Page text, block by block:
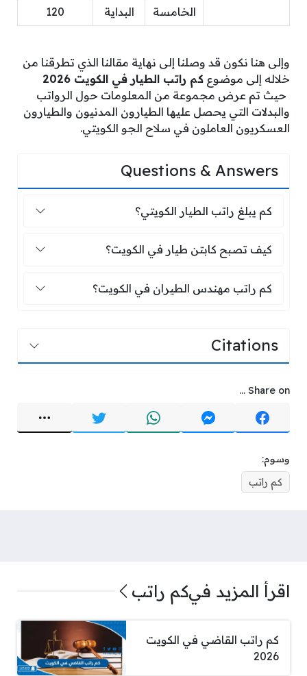
الخامسة البداية 120
وإلى هنا نكون قد وصلنا إلى نهاية مقالنا الذي تطرقنا من
خلاله إلى موضوع
كم راتب الطيار في الكويت 2026
حيث تم عرض مجموعة من المعلومات حول الرواتب
والبدلات التي يحصل عليها الطيارون المدنيون والطيارون
العسكريون العاملون في سلاح الجو الكويتي.
Questions & Answers
كم يبلغ راتب الطيار الكويتي؟
كم يبلغ راتب الطيار الكويتي؟
كيف تصبح كابتن طيار في الكويت؟
كيف تصبح كابتن طيار في الكويت؟
كم راتب مهندس الطيران في الكويت؟
كم راتب مهندس الطيران في الكويت؟
Citations
Share on ...
وسوم:
كم راتب
اقرأ المزيد فيكم راتب
كم راتب القاضي في الكويت
2026